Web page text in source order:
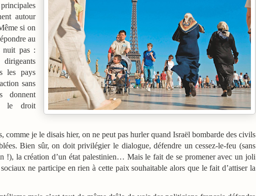
autour
si on
au
nuit pas :
les pays
sans
donnent
le droit
comme je le disais hier, on ne peut pas hurler quand Israël bombarde des civils
Bien sûr, on doit privilégier le dialogue, défendre un cessez-le-feu (sans
!), la création d’un état palestinien… Mais le fait de se promener avec un joli
ne participe en rien à cette paix souhaitable alors que le fait d’attiser la